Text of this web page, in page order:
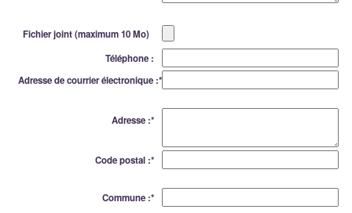
Fichier joint (maximum 10 Mo)
Téléphone :
Adresse de courrier électronique :*
Adresse :*
Code postal :*
Commune :*